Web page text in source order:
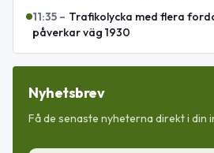
11:35 – Trafikolycka med flera
påverkar väg 1930
Nyhetsbrev
Få de senaste nyheterna direkt i din